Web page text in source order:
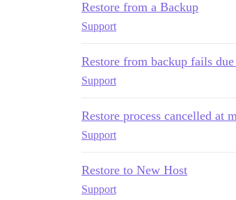
Restore from a Backup
Support
Restore from backup fails
Support
Restore process cancelled at
Support
Restore to New Host
Support